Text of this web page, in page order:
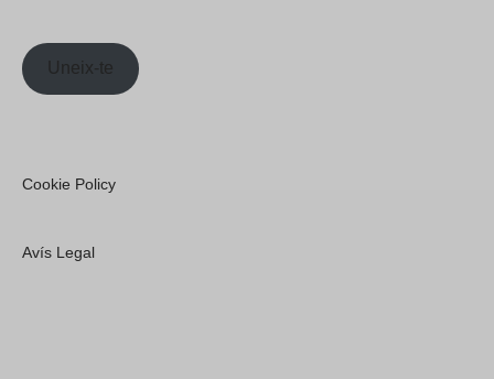
Uneix-te
Cookie Policy
Avís Legal